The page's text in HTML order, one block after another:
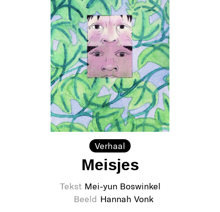
Verhaal
Meisjes
Tekst Mei-yun Boswinkel
Beeld Hannah Vonk